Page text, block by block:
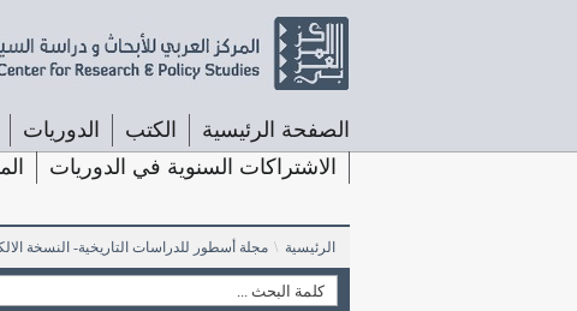
الصفحة الرئيسية الكتب الدوريات
الاشتراكات السنوية في الدوريات
الرئيسية \ مجلة أسطور للدراسات التاريخية- النسخة